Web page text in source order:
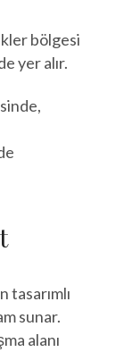
bölgesi
yer alır.
tasarımlı
sunar.
alanı